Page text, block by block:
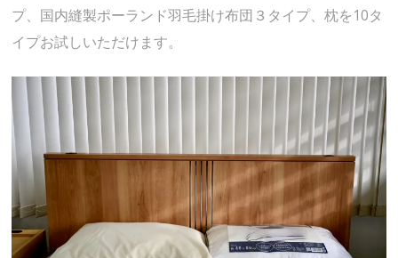
プ、国内縫製ポーランド羽毛掛け布団３タイプ、枕を10タ
イプお試しいただけます。